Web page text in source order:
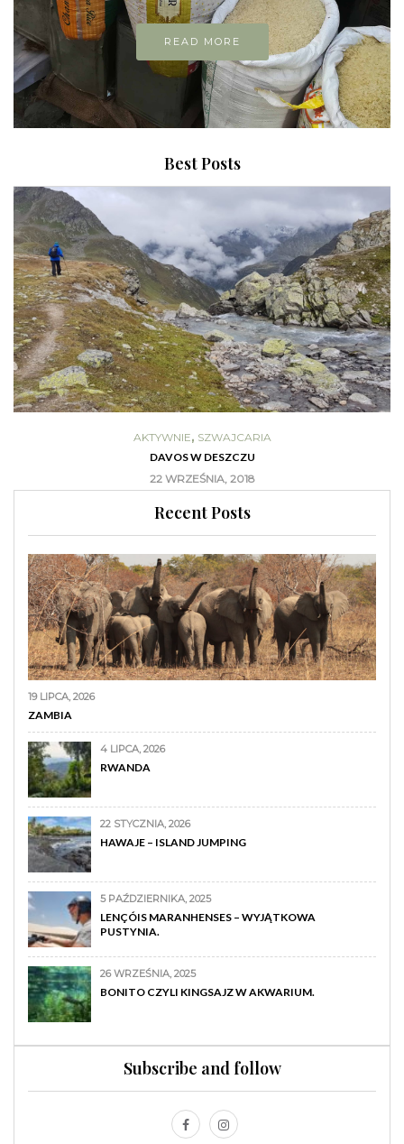
READ MORE
Best Posts
AKTYWNIE, SZWAJCARIA
DAVOS W DESZCZU
22 WRZEŚNIA, 2018
Recent Posts
19 LIPCA, 2026
ZAMBIA
4 LIPCA, 2026
RWANDA
22 STYCZNIA, 2026
HAWAJE – ISLAND JUMPING
5 PAŹDZIERNIKA, 2025
LENÇÓIS MARANHENSES – WYJĄTKOWA
PUSTYNIA.
26 WRZEŚNIA, 2025
BONITO CZYLI KINGSAJZ W AKWARIUM.
Subscribe and follow